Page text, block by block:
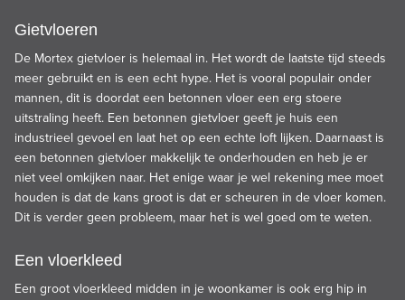
Gietvloeren
De Mortex gietvloer is helemaal in. Het wordt de laatste tijd steeds
meer gebruikt en is een echt hype. Het is vooral populair onder
mannen, dit is doordat een betonnen vloer een erg stoere
uitstraling heeft. Een betonnen gietvloer geeft je huis een
industrieel gevoel en laat het op een echte loft lijken. Daarnaast is
een betonnen gietvloer makkelijk te onderhouden en heb je er
niet veel omkijken naar. Het enige waar je wel rekening mee moet
houden is dat de kans groot is dat er scheuren in de vloer komen.
Dit is verder geen probleem, maar het is wel goed om te weten.
Een vloerkleed
Een groot vloerkleed midden in je woonkamer is ook erg hip in